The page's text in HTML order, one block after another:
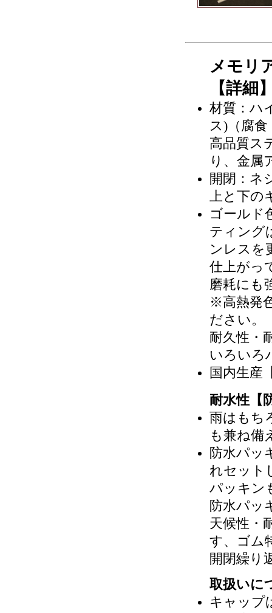
メモリ
【詳細
材質：ハ
ス)（腐
高品質ス
り、金属
開閉：ネ
上と下の
ゴールド
ティング
ンレスを
仕上がっ
磨耗にも
※高熱発
ださい。
耐久性・
いろいろ
国内生産
耐水性【
雨はもち
も兼ね備
防水パッ
れセット
パッキン
防水パッ
天候性・
す、ゴム
開閉繰り
取扱いに
キャップ